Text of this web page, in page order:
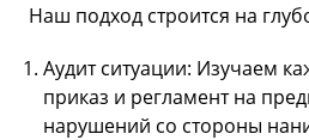
Наш подход строится на
Аудит ситуации: Изучаем
приказ и регламент на
нарушений со стороны